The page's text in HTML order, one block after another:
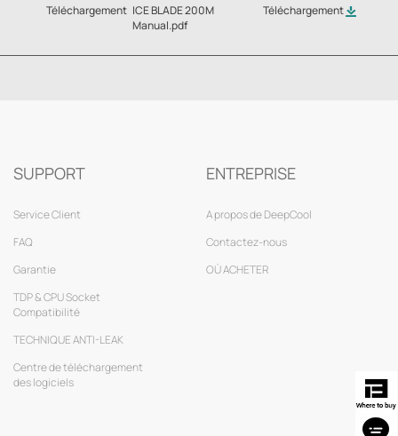
Téléchargement ICE BLADE 200M
Manual.pdf
Téléchargement
SUPPORT
Service Client
FAQ
Garantie
TDP & CPU Socket
Compatibilité
TECHNIQUE ANTI-LEAK
Centre de téléchargement
des logiciels
ENTREPRISE
A propos de DeepCool
Contactez-nous
OÙ ACHETER